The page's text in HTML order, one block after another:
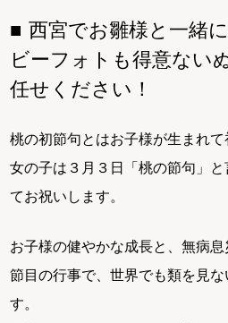
西宮でお雛様と一緒
ビーフォトも得意ない
任せください！
桃の初節句とはお子様が生まれて
女の子は３月３日「桃の節句」
てお祝いします。
お子様の健やかな成長と、無病
節目の行事で、世界でも類を見
す。